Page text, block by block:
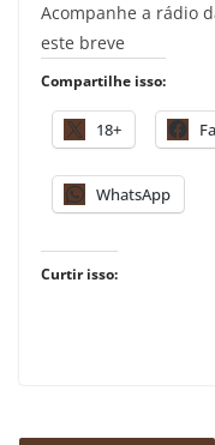
Acompanhe a rádio
este breve
Compartilhe isso:
18+
WhatsApp
Curtir isso: